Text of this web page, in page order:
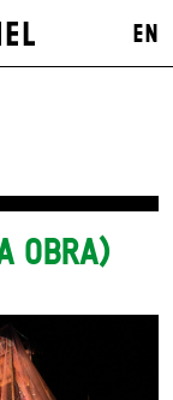
EN
OBRA)